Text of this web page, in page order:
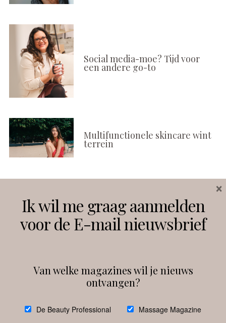
Social media-moe? Tijd voor
een andere go-to
Multifunctionele skincare wint
terrein
Instagram Facebook
debeautyprofessional
Ik wil me graag aanmelden
voor de E-mail nieuwsbrief
Van welke magazines wil je nieuws
ontvangen?
De Beauty Professional Massage Magazine
×